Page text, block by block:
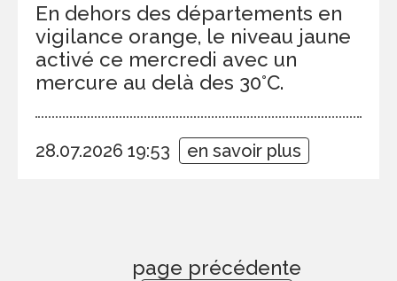
En dehors des départements en
vigilance orange, le niveau jaune
activé ce mercredi avec un
mercure au delà des 30°C.
28.07.2026 19:53 en savoir plus
page précédente